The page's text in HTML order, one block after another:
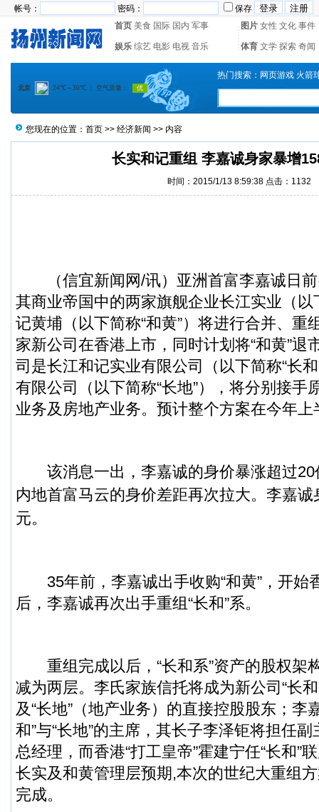
帐号： 密码：
保存
首页 美食 国际 国内 军事 图片 女性 文化 事件
娱乐 综艺 电影 电视 音乐 体育 文学 探索 奇闻
热门搜索： 网页游戏 火箭
您现在的位置： 首页 >> 经济新闻 >> 内容
长实和记重组 李嘉诚身家暴增
时间：2015/1/13 8:59:38 点击： 1132
（信宜新闻 网/讯）亚洲首富李嘉诚日
其商业帝国中的两家旗舰企业长江实业（以
记黄埔（以下简称“和黄”）将进行合并、重
家新公司在香港上市，同时计划将“和黄”退
司是长江和记实业有限公司（以下简称“长
有限公司（以下简称“长地”），将分别接手
业务及房地产业务。预计整个方案在今年
该消息一出，李嘉诚的身价暴涨超过20
内地首富马云的身价差距再次拉大。 李嘉诚
元。
35年前，李嘉诚出手收购“和黄”，开始
后，李嘉诚再次出手重组“长和”系。
重组完成以后，“长和系”资产的股权架
减为两层。李氏家族信托将成为新公司“长
及“长地”（地产业务）的直接控股股东；李
和”与“长地”的主席，其长子李泽钜将担任
总经理，而香港“打工皇帝”霍建宁任“长和”
长实及和黄管理层预期,本次的世纪大重组
完成。